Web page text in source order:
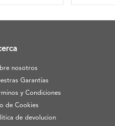
nosotros
Garantías
y Condiciones
de Cookies
de devolucion